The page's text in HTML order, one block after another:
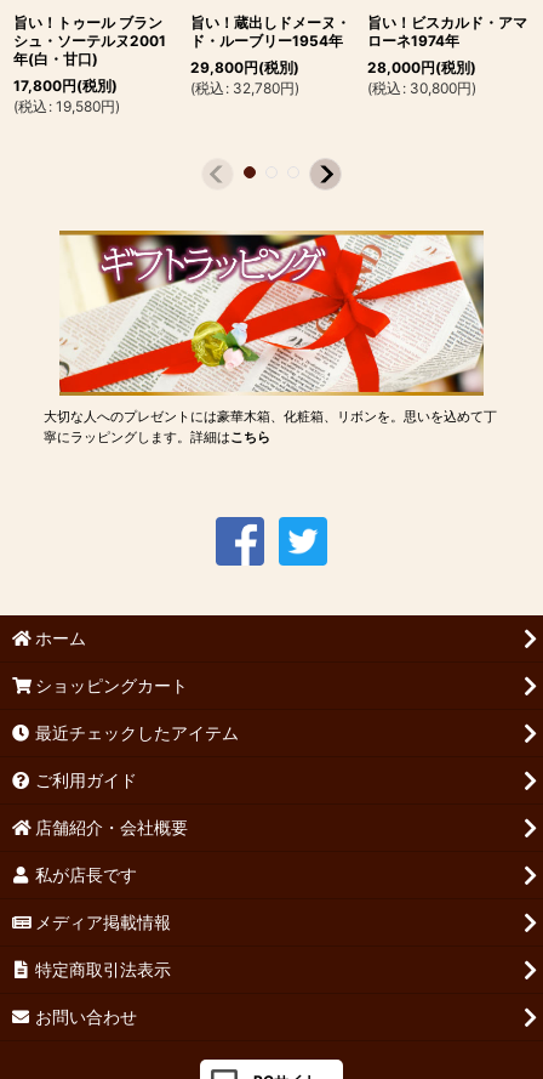
旨い！トゥール ブラン
シュ・ソーテルヌ2001
年(白・甘口)
17,800円(税別)
(税込 : 19,580円)
旨い！蔵出しドメーヌ・
ド・ルーブリー1954年
29,800円(税別)
(税込 : 32,780円)
旨い！ビスカルド・アマ
ローネ1974年
28,000円(税別)
(税込 : 30,800円)
大切な人へのプレゼントには豪華木箱、化粧箱、リボンを。思いを込めて丁
寧にラッピングします。詳細はこちら
ホーム
ショッピングカート
最近チェックしたアイテム
ご利用ガイド
店舗紹介・会社概要
私が店長です
メディア掲載情報
特定商取引法表示
お問い合わせ